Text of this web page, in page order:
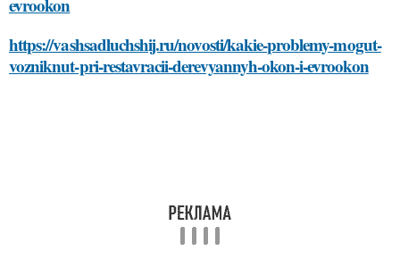
evrookon
https://vashsadluchshij.ru/novosti/kakie-problemy-mogut-
vozniknut-pri-restavracii-derevyannyh-okon-i-evrookon